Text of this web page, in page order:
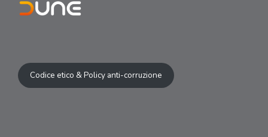
Codice etico & Policy anti-corruzione